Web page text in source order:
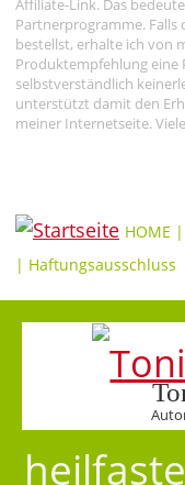
Partnerprogramme.
bestellst, erhalte ich von
Produktempfehlung eine
selbstverständlich
unterstützt damit den
meiner Internetseite.
HOME |
| Haftungsausschluss